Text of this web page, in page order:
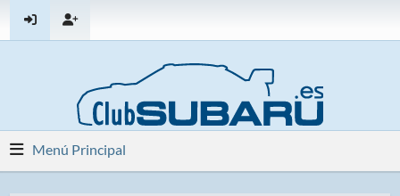
Menú Principal